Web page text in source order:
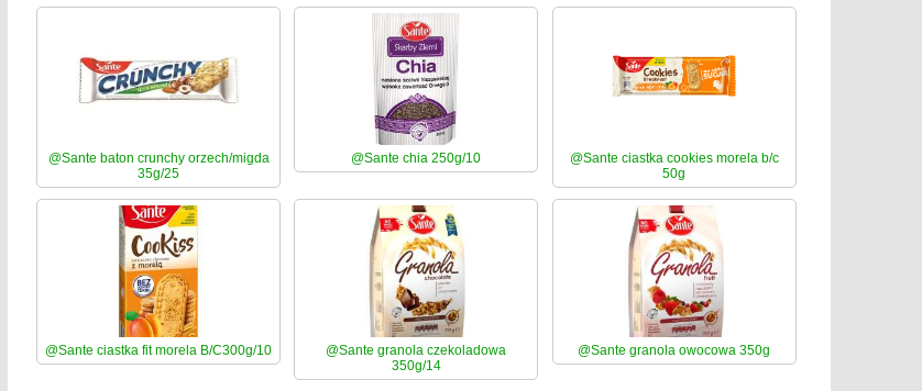
@Sante baton crunchy orzech/migda
35g/25
@Sante chia 250g/10
@Sante ciastka cookies morela b/c
50g
@Sante ciastka fit morela B/C300g/10
@Sante granola czekoladowa
350g/14
@Sante granola owocowa 350g